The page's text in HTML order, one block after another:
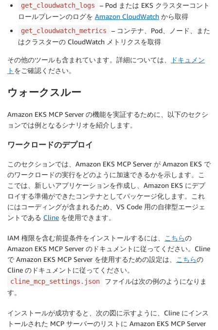
get_cloudwatch_logs
– Pod または EKS クラスターコント
ロールプレーンのログを Amazon CloudWatch から取得
get_cloudwatch_metrics
– コンテナ、Pod、ノード、また
はクラスターの CloudWatch メトリクスを取得
その他のツールも含まれています。詳細については、
ドキュメン
ト をご確認ください。
ウォークスルー
Amazon EKS MCP Server の機能を実証するために、以下のセクシ
ョンでは例となるシナリオを紹介します。
ワークロードのデプロイ
このセクションでは、Amazon EKS MCP Server が Amazon EKS で
のワークロードの実行をどのように加速できるかを示します。こ
こでは、新しいアプリケーションを作成し、Amazon EKS にデプ
ロイする準備ができたコンテナとしてパッケージ化します。これ
にはコーディングが含まれるため、VS Code 用の自律型エージェ
ントである Cline を使用できます。
IAM 権限を含む前提条件をインストールするには、 こちらの
Amazon EKS MCP Server のドキュメントに従ってください。Cline
で Amazon EKS MCP Server を使用するための設定は、
こちらの
Cline のドキュメントに従ってください。
cline_mcp_settings.json
ファイルは次の例のようになりま
す。
インストールが成功すると、次の図に示すように、Cline にインス
トールされた MCP サーバーのリストに Amazon EKS MCP Server